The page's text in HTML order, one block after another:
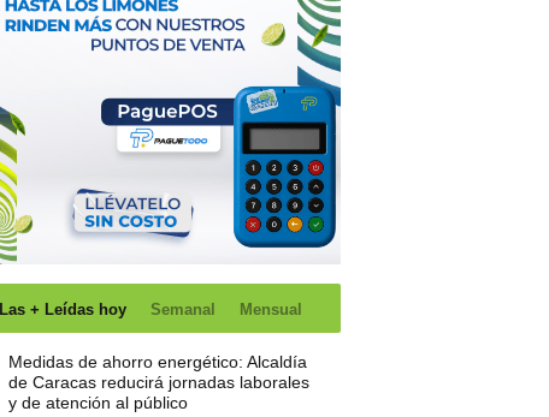
Las + Leídas hoy Semanal Mensual
Medidas de ahorro energético: Alcaldía
de Caracas reducirá jornadas laborales
y de atención al público